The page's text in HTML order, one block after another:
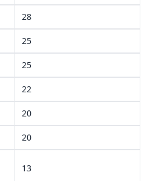
28
25
25
22
20
20
13